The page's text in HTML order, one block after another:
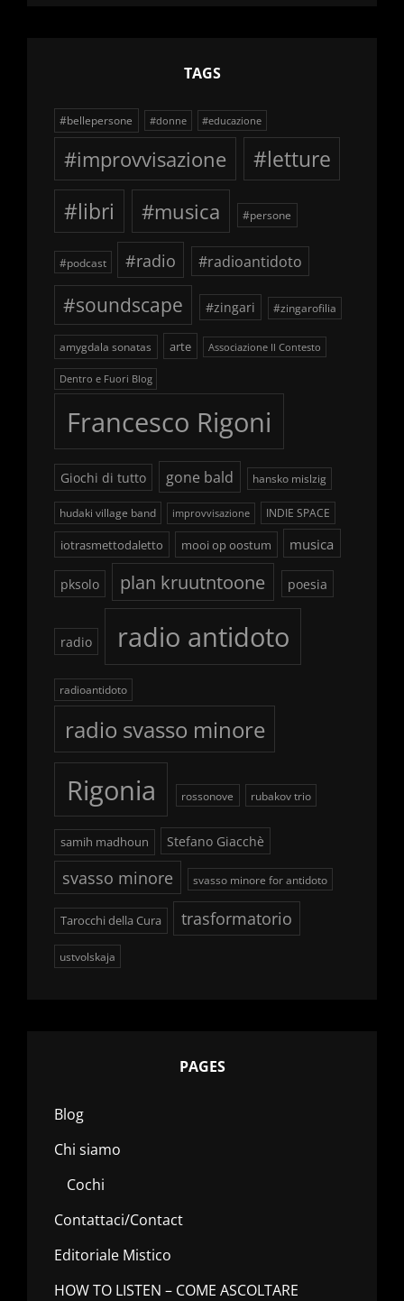
TAGS
#bellepersone #donne #educazione
#improvvisazione
#letture
#libri
#musica #persone
#podcast #radio #radioantidoto
#soundscape #zingari #zingarofilia
amygdala sonatas arte Associazione Il Contesto
Dentro e Fuori Blog
Francesco Rigoni
Giochi di tutto gone bald hansko mislzig
hudaki village band improvvisazione INDIE SPACE
iotrasmettodaletto mooi op oostum musica
pksolo plan kruutntoone poesia
radio radio antidoto
radioantidoto
radio svasso minore
Rigonia rossonove rubakov trio
samih madhoun Stefano Giacchè
svasso minore svasso minore for antidoto
Tarocchi della Cura trasformatorio
ustvolskaja
PAGES
Blog
Chi siamo
Cochi
Contattaci/Contact
Editoriale Mistico
HOW TO LISTEN – COME ASCOLTARE